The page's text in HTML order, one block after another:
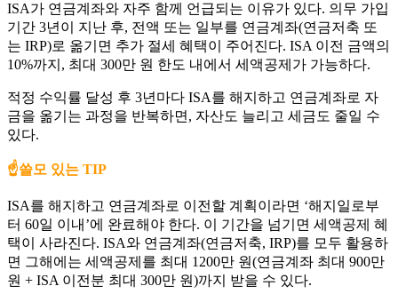
ISA가 연금계좌와 자주 함께 언급되는 이유가 있다. 의무 가입
기간 3년이 지난 후, 전액 또는 일부를 연금계좌(연금저축 또
는 IRP)로 옮기면 추가 절세 혜택이 주어진다. ISA 이전 금액의
10%까지, 최대 300만 원 한도 내에서 세액공제가 가능하다.
적정 수익률 달성 후 3년마다 ISA를 해지하고 연금계좌로 자
금을 옮기는 과정을 반복하면, 자산도 늘리고 세금도 줄일 수
있다.
☝️쓸모 있는 TIP
ISA를 해지하고 연금계좌로 이전할 계획이라면 ‘해지일로부
터 60일 이내’에 완료해야 한다. 이 기간을 넘기면 세액공제 혜
택이 사라진다. ISA와 연금계좌(연금저축, IRP)를 모두 활용하
면 그해에는 세액공제를 최대 1200만 원(연금계좌 최대 900만
원 + ISA 이전분 최대 300만 원)까지 받을 수 있다.